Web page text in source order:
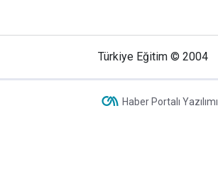
Türkiye Eğitim © 2004
Haber Portalı Yazılımı